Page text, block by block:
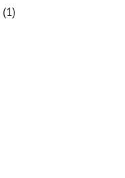
(1)